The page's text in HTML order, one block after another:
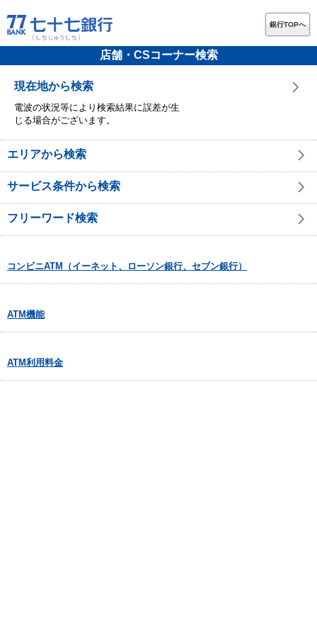
銀行TOPへ
店舗・CSコーナー検索
現在地から検索
電波の状況等により検索結果に誤差が生
じる場合がございます。
エリアから検索
サービス条件から検索
フリーワード検索
コンビニATM（イーネット、ローソン銀行、セブン銀行）
ATM機能
ATM利用料金